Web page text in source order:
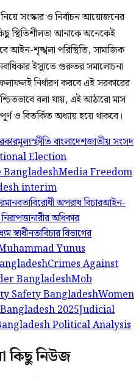
নিয়ে সংস্কার ও নির্বাচন আয়োজনের
স্থিতিশীলতা আনাকে অনেকেই
আইন-শৃঙ্খলা পরিস্থিতি, সামাজিক
ইস্যুতে গুরুতর সমালোচনা
নির্ধারণ করবে এই সরকারের
বলা যায়, এই আঠারো মাস
ও বিতর্কিত অধ্যায় হয়ে থাকবে।
মূল্যস্ফীতি বাংলাদেশজাতীয় সংসদ
Election
BangladeshMedia Freedom
interim
মানবতাবিরোধী অপরাধ বিচারআইন-
নারীর অধিকার
স্বাধীনতাবিচার বিভাগের
Yunus
Crimes Against
BangladeshMob
Safety BangladeshWomen
2025Judicial
Political Analysis
কিছু নিউজ